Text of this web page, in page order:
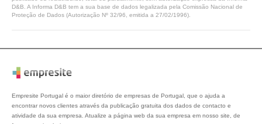
D&B. A Informa D&B tem a sua base de dados legalizada pela Comissão Nacional de
Proteção de Dados (Autorização Nº 32/96, emitida a 27/02/1996).
Empresite Portugal é o maior diretório de empresas de Portugal, que o ajuda a
encontrar novos clientes através da publicação gratuita dos dados de contacto e
atividade da sua empresa. Atualize a página web da sua empresa em nosso site, de